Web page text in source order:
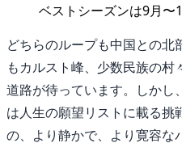
ベストシーズンは9月〜
どちらのループも中国との北
もカルスト峰、少数民族の
道路が待っています。しかし
は人生の願望リストに載る
の、より静かで、より寛容な